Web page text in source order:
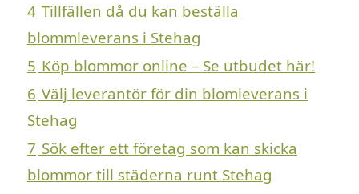
4 Tillfällen då du kan beställa
blommleverans i Stehag
5 Köp blommor online – Se utbudet här!
6 Välj leverantör för din blomleverans i
Stehag
7 Sök efter ett företag som kan skicka
blommor till städerna runt Stehag